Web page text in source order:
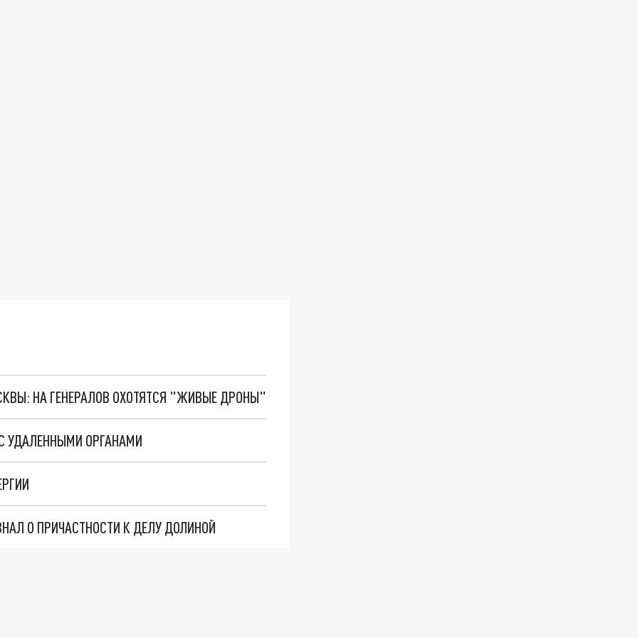
НА ГЕНЕРАЛОВ ОХОТЯТСЯ "ЖИВЫЕ ДРОНЫ"
УДАЛЕННЫМИ ОРГАНАМИ
О ПРИЧАСТНОСТИ К ДЕЛУ ДОЛИНОЙ